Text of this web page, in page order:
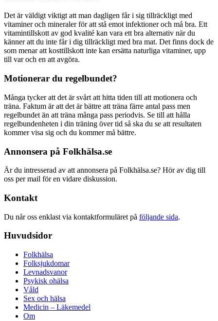
Det är väldigt viktigt att man dagligen får i sig tillräckligt med
vitaminer och mineraler för att stå emot infektioner och må bra. Ett
vitamintillskott av god kvalité kan vara ett bra alternativ när du
känner att du inte får i dig tillräckligt med bra mat. Det finns dock de
som menar att kosttillskott inte kan ersätta naturliga vitaminer, upp
till var och en att avgöra.
Motionerar du regelbundet?
Många tycker att det är svårt att hitta tiden till att motionera och
träna. Faktum är att det är bättre att träna färre antal pass men
regelbundet än att träna många pass periodvis. Se till att hålla
regelbundenheten i din träning över tid så ska du se att resultaten
kommer visa sig och du kommer må bättre.
Annonsera på Folkhälsa.se
Är du intresserad av att annonsera på Folkhälsa.se? Hör av dig till
oss per mail för en vidare diskussion.
Kontakt
Du når oss enklast via kontaktformuläret på följande sida.
Huvudsidor
Folkhälsa
Folksjukdomar
Levnadsvanor
Psykisk ohälsa
Våld
Sex och hälsa
Medicin – Läkemedel
Om